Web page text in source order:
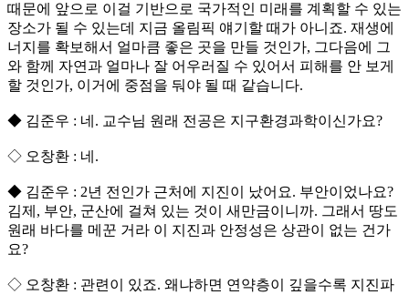
때문에 앞으로 이걸 기반으로 국가적인 미래를 계획할 수 있는
장소가 될 수 있는데 지금 올림픽 얘기할 때가 아니죠. 재생에
너지를 확보해서 얼마큼 좋은 곳을 만들 것인가, 그다음에 그
와 함께 자연과 얼마나 잘 어우러질 수 있어서 피해를 안 보게
할 것인가, 이거에 중점을 둬야 될 때 같습니다.
◆ 김준우 : 네. 교수님 원래 전공은 지구환경과학이신가요?
◇ 오창환 : 네.
◆ 김준우 : 2년 전인가 근처에 지진이 났어요. 부안이었나요?
김제, 부안, 군산에 걸쳐 있는 것이 새만금이니까. 그래서 땅도
원래 바다를 메꾼 거라 이 지진과 안정성은 상관이 없는 건가
요?
◇ 오창환 : 관련이 있죠. 왜냐하면 연약층이 깊을수록 지진파